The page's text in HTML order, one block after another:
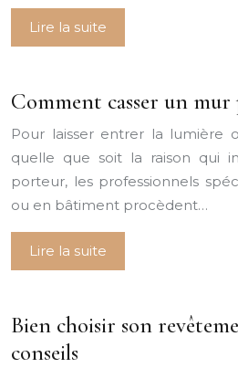
Lire la suite
Comment casser un
Pour laisser entrer la lumière
quelle que soit la raison qui
porteur, les professionnels
ou en bâtiment procèdent…
Lire la suite
Bien choisir son
conseils